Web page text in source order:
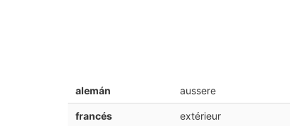
alemán aussere
francés extérieur